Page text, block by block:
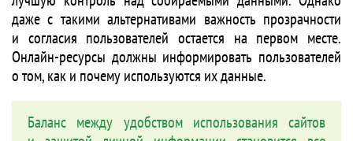
даже с такими альтернативами важность прозрачности
и согласия пользователей остается на первом месте.
Онлайн-ресурсы должны информировать пользователей
о том, как и почему используются их данные.
Баланс между удобством использования сайтов